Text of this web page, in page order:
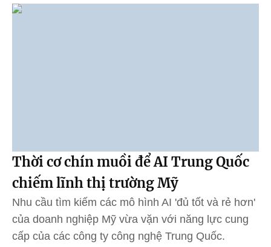
Thời cơ chín muồi để AI Trung Quốc
chiếm lĩnh thị trường Mỹ
Nhu cầu tìm kiếm các mô hình AI 'đủ tốt và rẻ hơn'
của doanh nghiệp Mỹ vừa vặn với năng lực cung
cấp của các công ty công nghệ Trung Quốc.